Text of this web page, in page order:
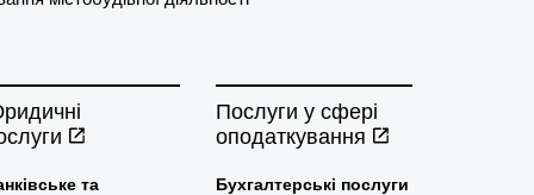
та
Послуги у сфері
оподаткування
Бухгалтерські послуги